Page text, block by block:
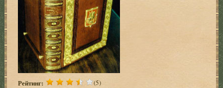
Рейтинг: (5)